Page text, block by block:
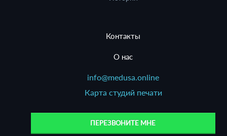
Контакты
О нас
info@medusa.online
Карта студий печати
ПЕРЕЗВОНИТЕ МНЕ